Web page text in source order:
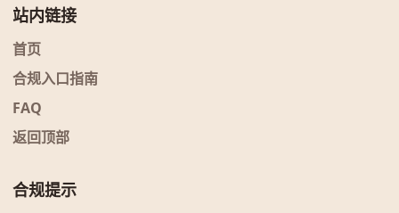
站内链接
首页
合规入口指南
FAQ
返回顶部
合规提示